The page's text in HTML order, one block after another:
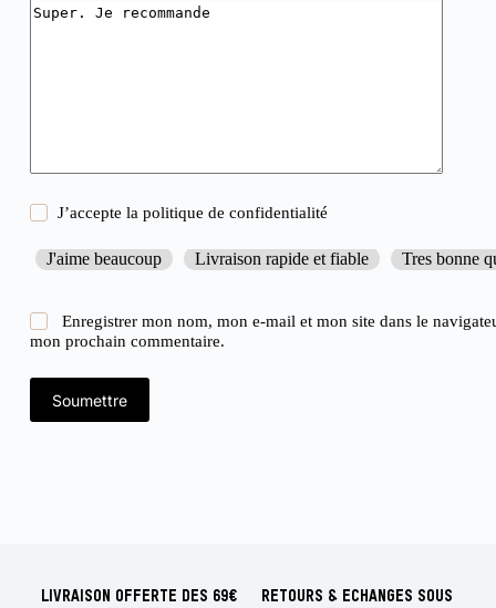
J’accepte lapolitique de confidentialité
J'aime beaucoup Livraison rapide et fiable Tres bonne
Enregistrer mon nom, mon e-mail et mon site dans le
mon prochain commentaire.
Soumettre
LIVRAISON OFFERTE DES 69€
RETOURS & ECHANGES SOUS